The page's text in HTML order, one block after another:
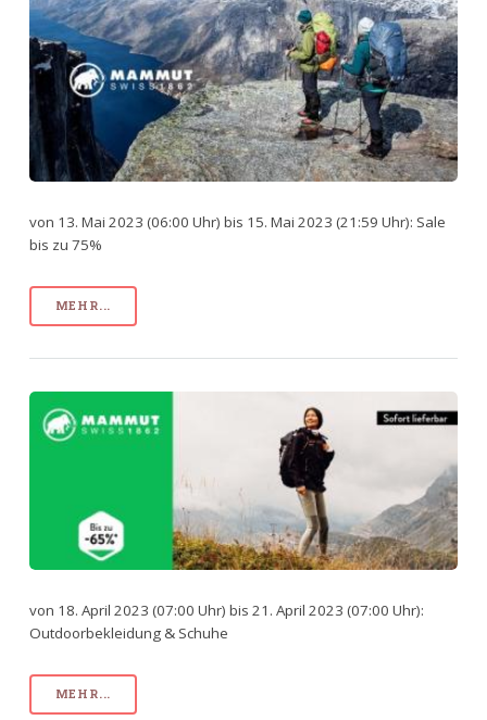
von 13. Mai 2023 (06:00 Uhr) bis 15. Mai 2023 (21:59 Uhr): Sale
bis zu 75%
MEHR...
von 18. April 2023 (07:00 Uhr) bis 21. April 2023 (07:00 Uhr):
Outdoorbekleidung & Schuhe
MEHR...